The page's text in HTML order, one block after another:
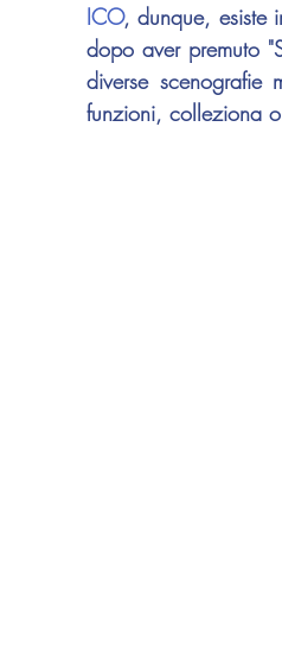
ICO, dunque, esiste
dopo aver premuto
diverse
funzioni, colleziona